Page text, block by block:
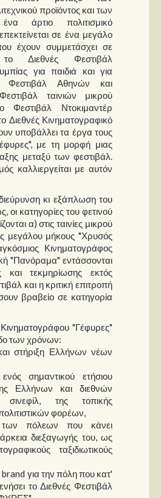
προϊόντος και των
άρτιο πολιτισμικό
σε ένα μεγάλο
έχουν συμμετάσχει σε
Διεθνές Φεστιβάλ
για παιδιά και για
Φεστιβάλ Αθηνών και
ταινιών μικρού
Ντοκιμαντέρ
Διεθνές Κινηματογραφικό
υποβάλλει τα έργα τους
με τη μορφή μιας
μεταξύ των φεστιβάλ.
καλλιεργείται με αυτόν
κι εξάπλωση του
οι κατηγορίες του φετινού
α) στις ταινίες μικρού
μεγάλου μήκους "Χρυσός
Κινηματογράφος
"Πανόραμα" εντάσσονται
και τεκμηρίωσης εκτός
και η κριτική επιτροπή
βραβείο σε κατηγορία
"Γέφυρες"
των χρόνων:
στήριξη Ελλήνων νέων
σημαντικού ετήσιου
Ελλήνων και διεθνών
σινεφίλ, της τοπικής
φορέων,
πόλεων που κάνει
διεξαγωγής του, ως
ταξιδιωτικούς
για την πόλη που κατ'
το Διεθνές Φεστιβάλ